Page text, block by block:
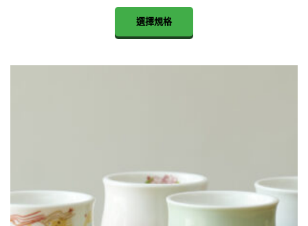
選擇規格
This
product
multiple
on
the
product